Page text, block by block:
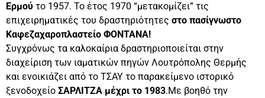
Ερμού το 1957. Το έτος 1970 “μετακομίζει” τις
επιχειρηματικές του δραστηριότητες στο πασίγνωστο
Καφεζαχαροπλαστείο ΦΟΝΤΑΝΑ!
Συγχρόνως τα καλοκαίρια δραστηριοποιείται στην
διαχείριση των ιαματικών πηγών Λουτρόπολης Θερμής
και ενοικιάζει από το ΤΣΑΥ το παρακείμενο ιστορικό
ξενοδοχείο ΣΑΡΛΙΤΖΑ μέχρι το 1983.Με βοηθό την